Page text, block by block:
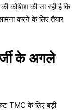
कोशिश की जा रही है कि
करने के लिए तैयार
के अगले
TMC के लिए बड़ी